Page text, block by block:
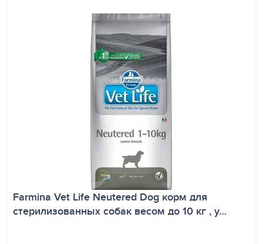
Farmina Vet Life Neutered Dog корм для
стерилизованных собак весом до 10 кг , у…